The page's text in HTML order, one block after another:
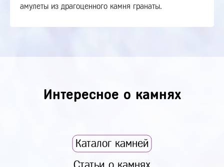
амулеты из драгоценного камня гранаты.
Интересное о камнях
Каталог камней